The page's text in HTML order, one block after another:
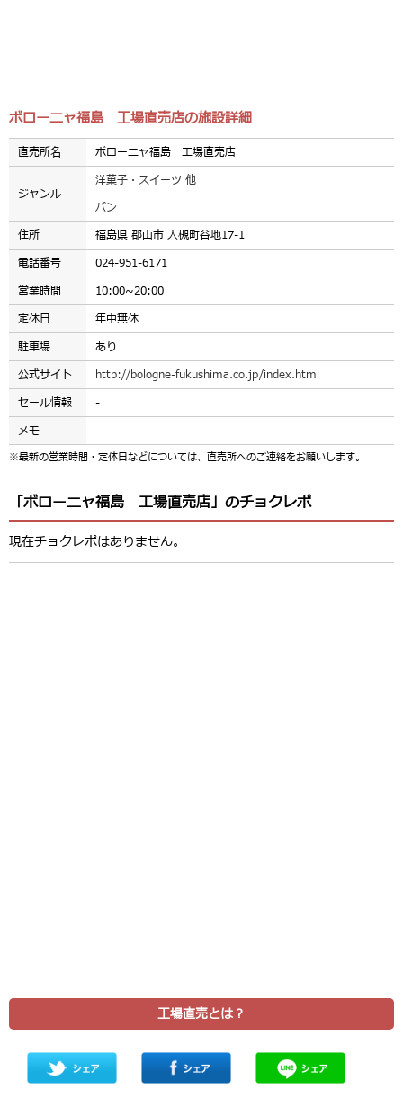
ボローニャ福島 工場直売店の施設詳細
直売所名 ボローニャ福島 工場直売店
ジャンル
洋菓子・スイーツ 他
パン
住所
福島県 郡山市 大槻町谷地17-1
電話番号
024-951-6171
営業時間
10:00~20:00
定休日
年中無休
駐車場
あり
公式サイト
http://bologne-fukushima.co.jp/index.html
セール情報
-
メモ
-
※最新の営業時間・定休日などについては、直売所へのご連絡をお願いします。
「ボローニャ福島 工場直売店」のチョクレポ
現在チョクレポはありません。
工場直売とは？